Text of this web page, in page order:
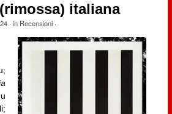
italiana
· in Recensioni·